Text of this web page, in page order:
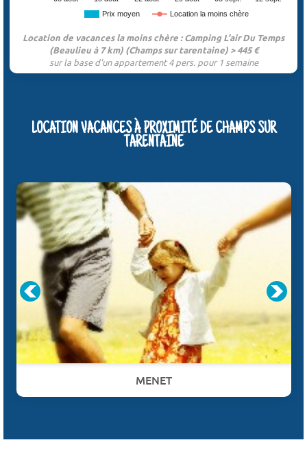
Prix moyen Location la moins chère
Location de vacances la moins chère : Camping L'air Du Temps
(Beaulieu à 7 km) (Champs sur tarentaine) > 445 €
sur la base d'un appartement 4 pers. pour 1 semaine
LOCATION VACANCES À PROXIMITÉ DE CHAMPS SUR
TARENTAINE
MENET